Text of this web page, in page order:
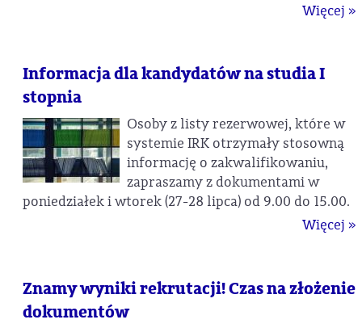
Więcej »
Informacja dla kandydatów na studia I
stopnia
Osoby z listy rezerwowej, które w
systemie IRK otrzymały stosowną
informację o zakwalifikowaniu,
zapraszamy z dokumentami w
poniedziałek i wtorek (27-28 lipca) od 9.00 do 15.00.
Więcej »
Znamy wyniki rekrutacji! Czas na złożenie
dokumentów